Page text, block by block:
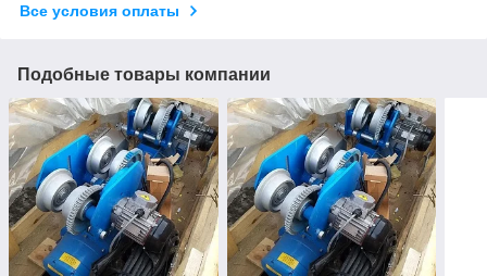
Все условия оплаты
Подобные товары компании